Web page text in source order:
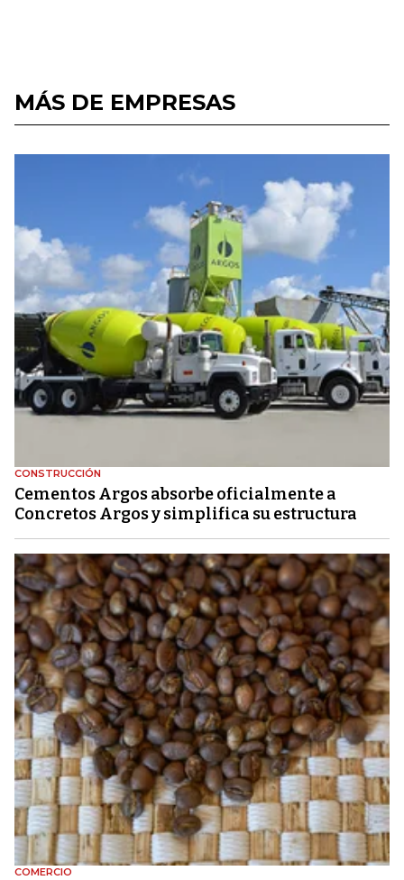
MÁS DE EMPRESAS
CONSTRUCCIÓN
Cementos Argos absorbe oficialmente a
Concretos Argos y simplifica su estructura
COMERCIO